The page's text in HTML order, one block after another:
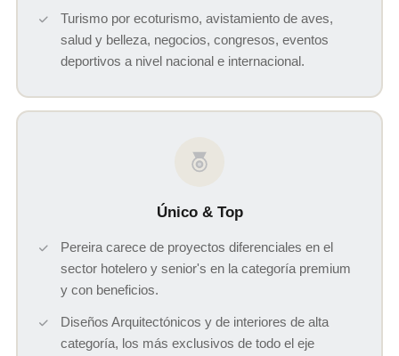
Turismo por ecoturismo, avistamiento de aves,
salud y belleza, negocios, congresos, eventos
deportivos a nivel nacional e internacional.
Único & Top
Pereira carece de proyectos diferenciales en el
sector hotelero y senior's en la categoría premium
y con beneficios.
Diseños Arquitectónicos y de interiores de alta
categoría, los más exclusivos de todo el eje